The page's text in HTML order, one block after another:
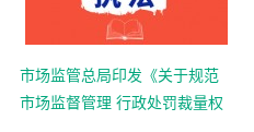
市场监管总局印发《关于规范
市场监督管理 行政处罚裁量权